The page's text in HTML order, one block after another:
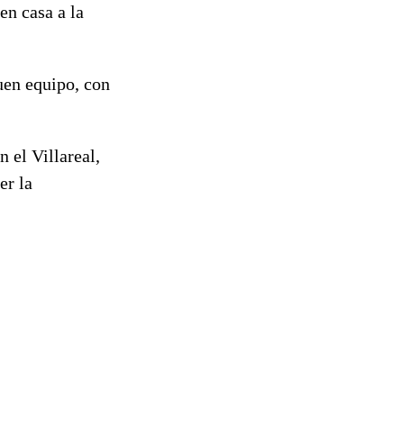
casa a la
equipo, con
el Villareal,
la